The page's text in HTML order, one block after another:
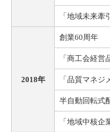
「地域未来
2018年
創業60周年
「商工会経営
「品質マネ
半自動回転式
「地域中核